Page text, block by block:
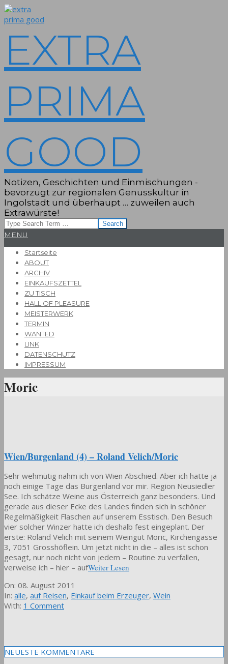
Skip
to
EXTRA
PRIMA
GOOD
Notizen, Geschichten und Einmischungen -
bevorzugt zur regionalen Genusskultur in
Ingolstadt und überhaupt … zuweilen auch
Extrawürste!
Search
Primary
Menu
MENU
Startseite
ABOUT
ARCHIV
EINKAUFSZETTEL
ZU TISCH
HALL OF PLEASURE
MEISTERWERK
TERMIN
WANTED
LINK
DATENSCHUTZ
IMPRESSUM
Moric
Wien/Burgenland (4) – Roland Velich/Moric
Sehr wehmütig nahm ich von Wien Abschied. Aber ich hatte ja
noch einige Tage das Burgenland vor mir. Region Neusiedler
See. Ich schätze Weine aus Österreich ganz besonders. Und
gerade aus dieser Ecke des Landes finden sich in schöner
Regelmäßigkeit Flaschen auf unserem Esstisch. Den Besuch
vier solcher Winzer hatte ich deshalb fest eingeplant. Der
erste: Roland Velich mit seinem Weingut Moric, Kirchengasse
3, 7051 Grosshöflein. Um jetzt nicht in die – alles ist schon
gesagt, nur noch nicht von jedem – Routine zu verfallen,
verweise ich – hier – aufWeiter Lesen
2011-
08-
08
On: 08. August 2011
In: alle, auf Reisen, Einkauf beim Erzeuger, Wein
With: 1 Comment
NEUESTE KOMMENTARE